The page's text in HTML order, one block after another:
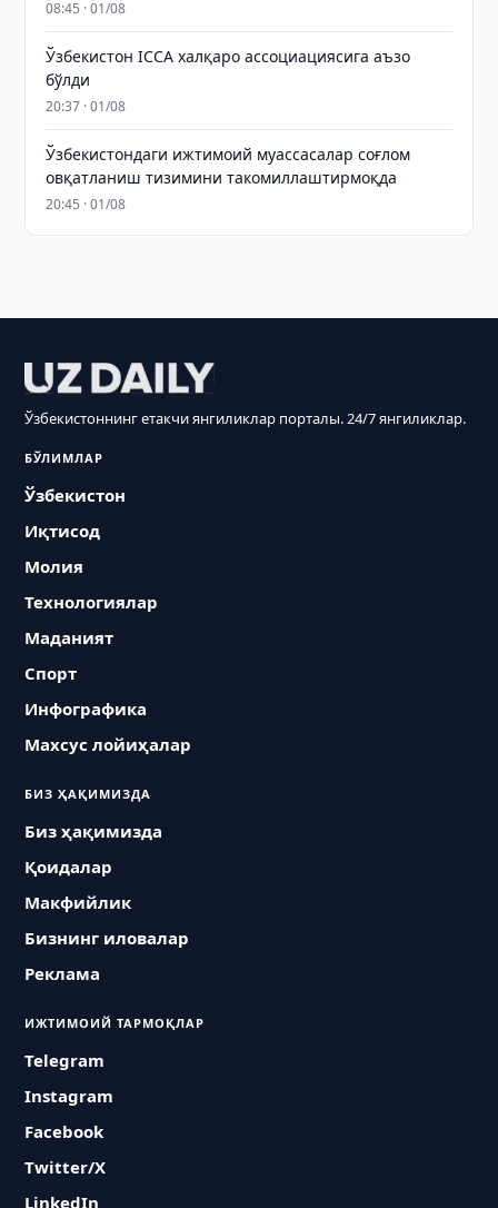
08:45 · 01/08
Ўзбекистон ICCA халқаро ассоциациясига аъзо
бўлди
20:37 · 01/08
Ўзбекистондаги ижтимоий муассасалар соғлом
овқатланиш тизимини такомиллаштирмоқда
20:45 · 01/08
Ўзбекистоннинг етакчи янгиликлар порталы. 24/7 янгиликлар.
БЎЛИМЛАР
Ўзбекистон
Иқтисод
Молия
Технологиялар
Маданият
Спорт
Инфографика
Махсус лойиҳалар
БИЗ ҲАҚИМИЗДА
Биз ҳақимизда
Қоидалар
Макфийлик
Бизнинг иловалар
Реклама
ИЖТИМОИЙ ТАРМОҚЛАР
Telegram
Instagram
Facebook
Twitter/X
LinkedIn